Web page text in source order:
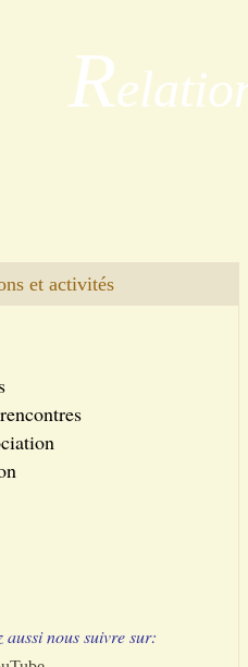
R
et activités
aussi nous suivre sur: